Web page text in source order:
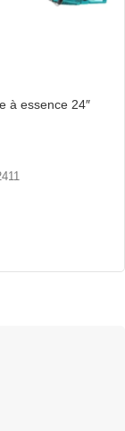
à essence 24″